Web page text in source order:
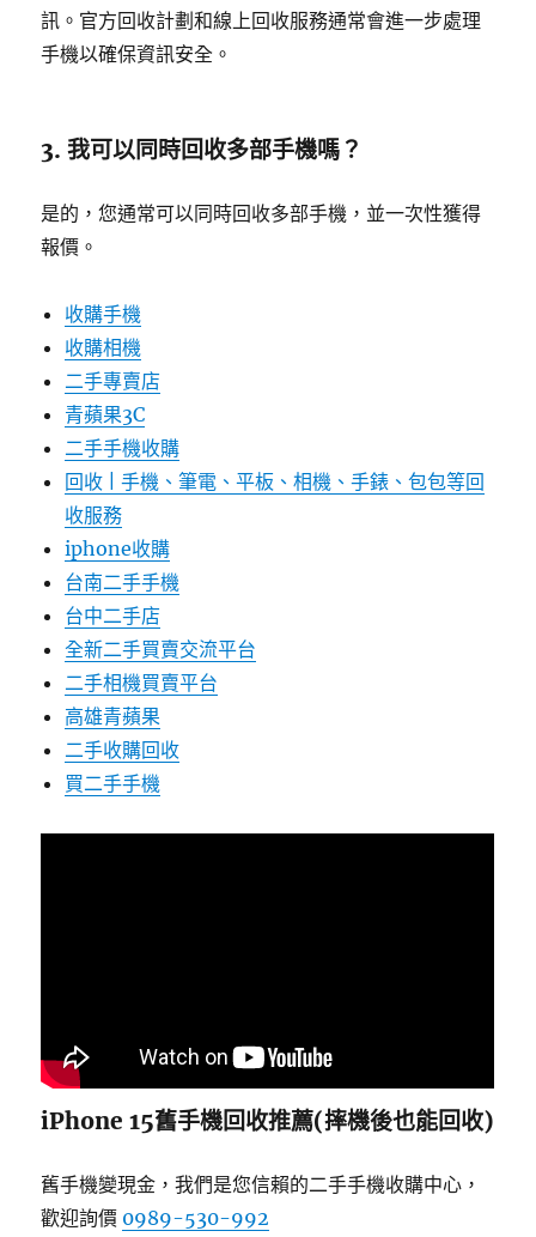
訊。官方回收計劃和線上回收服務通常會進一步處理
手機以確保資訊安全。
3. 我可以同時回收多部手機嗎？
是的，您通常可以同時回收多部手機，並一次性獲得
報價。
收購手機
收購相機
二手專賣店
青蘋果3C
二手手機收購
回收 | 手機、筆電、平板、相機、手錶、包包等回
收服務
iphone收購
台南二手手機
台中二手店
全新二手買賣交流平台
二手相機買賣平台
高雄青蘋果
二手收購回收
買二手手機
iPhone 15舊手機回收推薦(摔機後也能回收)
舊手機變現金，我們是您信賴的二手手機收購中心，
歡迎詢價 0989-530-992